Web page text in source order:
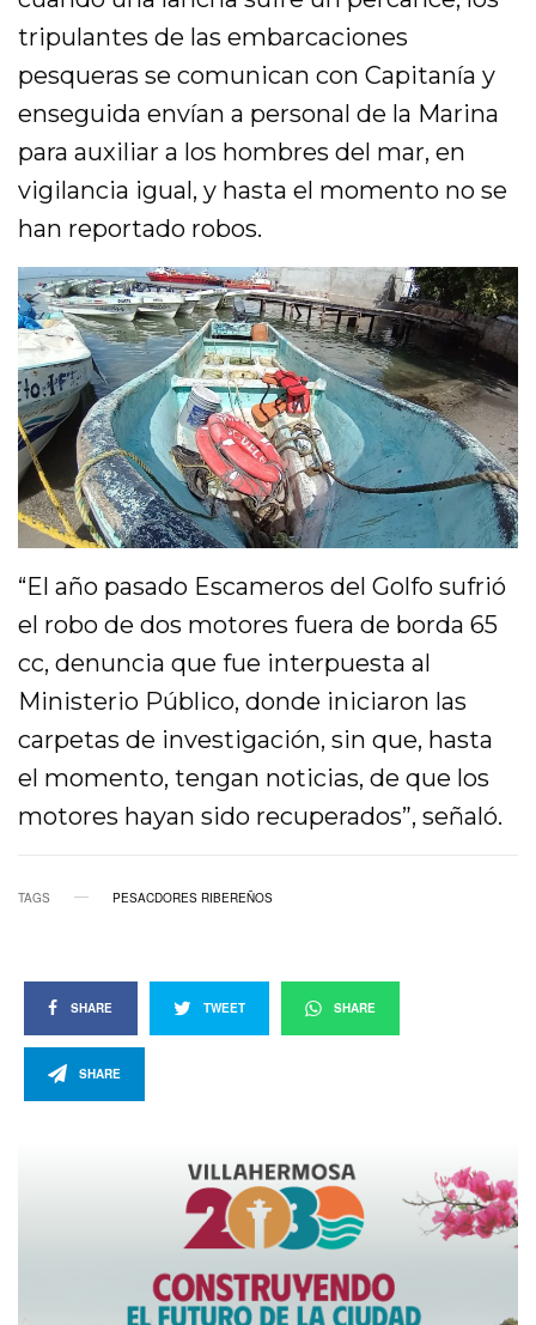
tripulantes de las embarcaciones
pesqueras se comunican con Capitanía y
enseguida envían a personal de la Marina
para auxiliar a los hombres del mar, en
vigilancia igual, y hasta el momento no se
han reportado robos.
“El año pasado Escameros del Golfo sufrió
el robo de dos motores fuera de borda 65
cc, denuncia que fue interpuesta al
Ministerio Público, donde iniciaron las
carpetas de investigación, sin que, hasta
el momento, tengan noticias, de que los
motores hayan sido recuperados”, señaló.
TAGS PESACDORES RIBEREÑOS
SHARE TWEET SHARE
SHARE